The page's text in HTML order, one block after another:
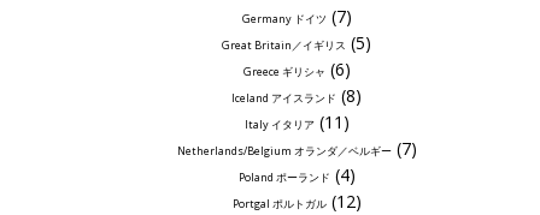
Germany ドイツ (7)
Great Britain／イギリス (5)
Greece ギリシャ (6)
Iceland アイスランド (8)
Italy イタリア(11)
Netherlands/Belgium オランダ／ベルギー(7)
Poland ポーランド (4)
Portgal ポルトガル(12)